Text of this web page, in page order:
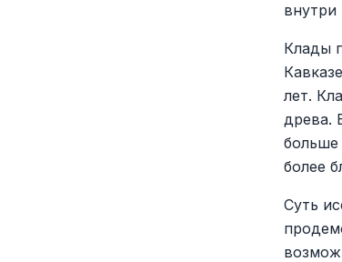
внутри
Клады
лет.
древа.
больше
более
Суть